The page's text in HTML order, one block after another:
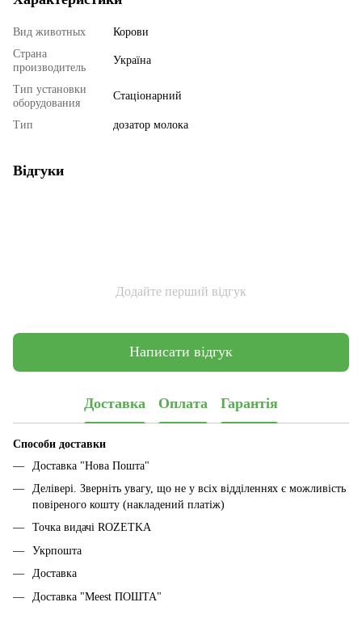
Вид животных
Корови
Страна
производитель
Україна
Тип установки
оборудования
Стаціонарний
Тип дозатор молока
Відгуки
Додайте перший відгук
Написати відгук
Доставка Оплата Гарантія
Способи доставки
Доставка "Нова Пошта"
Делівері. Зверніть увагу, що не у всіх відділеннях є можливість
повіреного кошту (накладений платіж)
Точка видачі ROZETKA
Укрпошта
Доставка
Доставка "Meest ПОШТА"